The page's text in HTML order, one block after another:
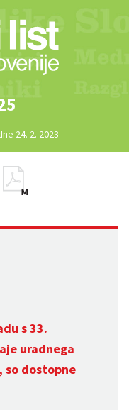
24. 2. 2023
s 33.
uradnega
so dostopne